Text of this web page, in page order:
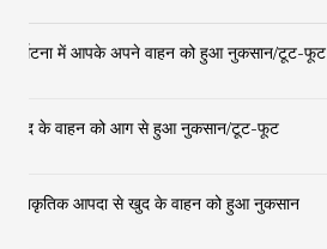
दुर्घटना में आपके अपने वाहन को हुआ नुकसान/टूट-फूट
खुद के वाहन को आग से हुआ नुकसान/टूट-फूट
प्राकृतिक आपदा से खुद के वाहन को हुआ नुकसान